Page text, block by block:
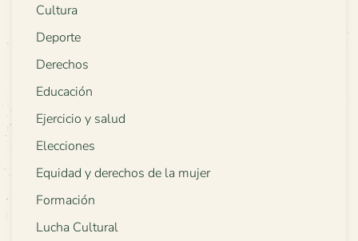
Cultura
Deporte
Derechos
Educación
Ejercicio y salud
Elecciones
Equidad y derechos de la mujer
Formación
Lucha Cultural